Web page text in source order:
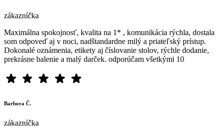
zákazníčka
Maximálna spokojnosť, kvalita na 1* , komunikácia rýchla, dostala
som odpoveď aj v noci, nadštandardne milý a priateľský prístup.
Dokonalé oznámenia, etikety aj číslovanie stolov, rýchle dodanie,
prekrásne balenie a malý darček. odporúčam všetkými 10
Barbora Č.
zákazníčka